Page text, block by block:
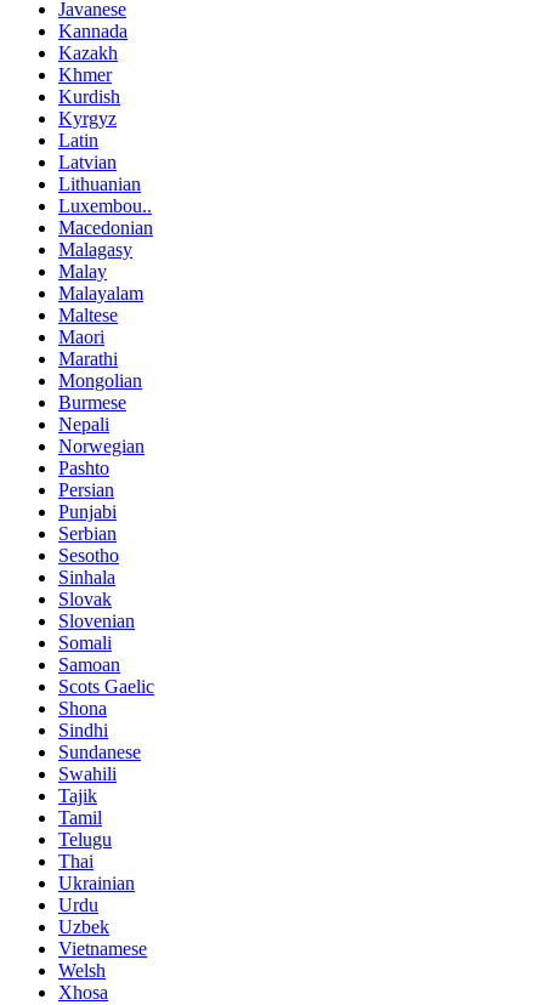
Javanese
Kannada
Kazakh
Khmer
Kurdish
Kyrgyz
Latin
Latvian
Lithuanian
Luxembou..
Macedonian
Malagasy
Malay
Malayalam
Maltese
Maori
Marathi
Mongolian
Burmese
Nepali
Norwegian
Pashto
Persian
Punjabi
Serbian
Sesotho
Sinhala
Slovak
Slovenian
Somali
Samoan
Scots Gaelic
Shona
Sindhi
Sundanese
Swahili
Tajik
Tamil
Telugu
Thai
Ukrainian
Urdu
Uzbek
Vietnamese
Welsh
Xhosa